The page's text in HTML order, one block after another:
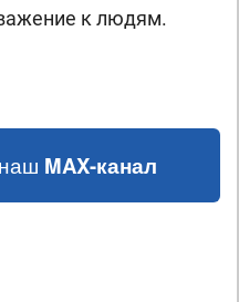
к людям.
MAX-канал